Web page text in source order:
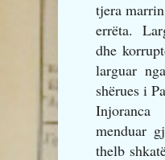
tjera
errëta.
dhe
larguar
shërues i
menduar
thelb